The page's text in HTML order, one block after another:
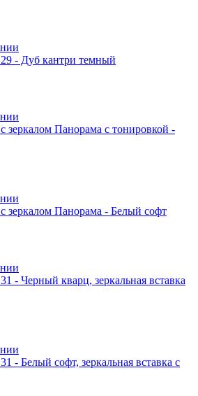
- Дуб кантри темный
зеркалом Панорама с тонировкой -
зеркалом Панорама - Белый софт
- Черный кварц, зеркальная вставка
- Белый софт, зеркальная вставка с